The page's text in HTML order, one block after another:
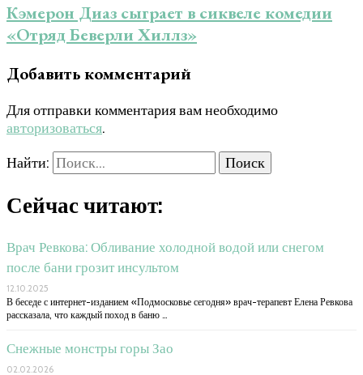
Кэмерон Диаз сыграет в сиквеле комедии
«Отряд Беверли Хиллз»
Добавить комментарий
Для отправки комментария вам необходимо
авторизоваться.
Найти:
Сейчас читают:
Врач Ревкова: Обливание холодной водой или снегом
после бани грозит инсультом
12.10.2025
В беседе с интернет-изданием «Подмосковье сегодня» врач-терапевт Елена Ревкова
рассказала, что каждый поход в баню …
Снежные монстры горы Зао
02.02.2026